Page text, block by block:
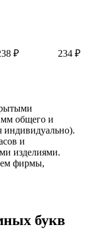
₽ 234 ₽
мм общего и
индивидуально).
и
изделиями.
фирмы,
букв